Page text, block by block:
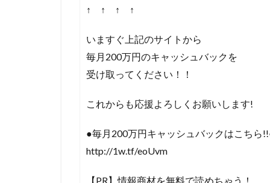
↑ ↑ ↑ ↑
いますぐ上記のサイトから
毎月200万円のキャッシュバックを
受け取ってください！！
これからも応援よろしくお願いします!
●毎月200万円キャッシュバックはこちら
http://1w.tf/eoUvm
【PR】情報商材を無料で読めちゃう！